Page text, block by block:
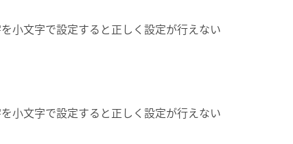
小文字で設定すると正しく設定が行えない
小文字で設定すると正しく設定が行えない